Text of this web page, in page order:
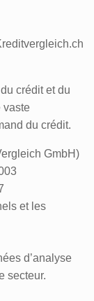
crédit et du
vaste
du crédit.
GmbH)
et les
d’analyse
secteur.